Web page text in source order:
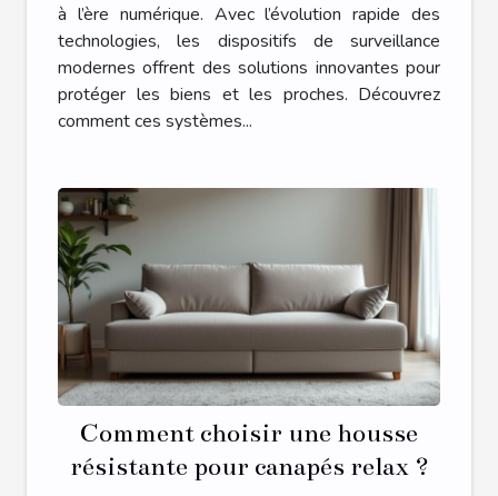
à l’ère numérique. Avec l’évolution rapide des
technologies, les dispositifs de surveillance
modernes offrent des solutions innovantes pour
protéger les biens et les proches. Découvrez
comment ces systèmes...
Comment choisir une housse
résistante pour canapés relax ?